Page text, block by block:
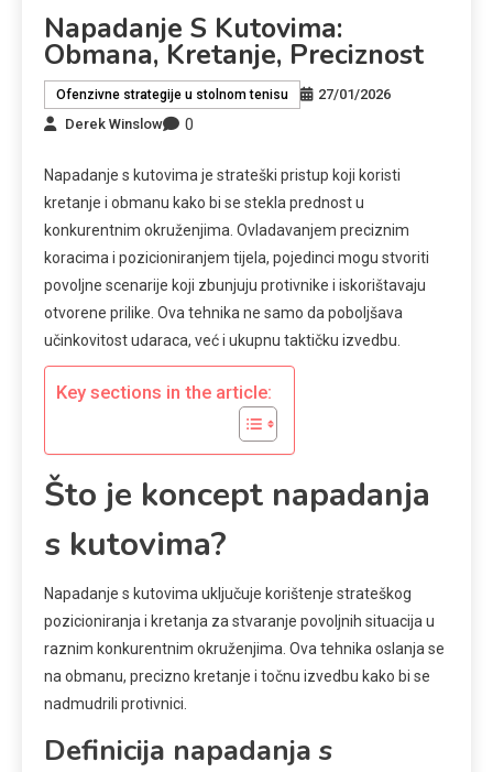
Napadanje S Kutovima:
Obmana, Kretanje, Preciznost
Ofenzivne strategije u stolnom tenisu
27/01/2026
Derek Winslow
0
Napadanje s kutovima je strateški pristup koji koristi
kretanje i obmanu kako bi se stekla prednost u
konkurentnim okruženjima. Ovladavanjem preciznim
koracima i pozicioniranjem tijela, pojedinci mogu stvoriti
povoljne scenarije koji zbunjuju protivnike i iskorištavaju
otvorene prilike. Ova tehnika ne samo da poboljšava
učinkovitost udaraca, već i ukupnu taktičku izvedbu.
Key sections in the article:
Što je koncept napadanja
s kutovima?
Napadanje s kutovima uključuje korištenje strateškog
pozicioniranja i kretanja za stvaranje povoljnih situacija u
raznim konkurentnim okruženjima. Ova tehnika oslanja se
na obmanu, precizno kretanje i točnu izvedbu kako bi se
nadmudrili protivnici.
Definicija napadanja s